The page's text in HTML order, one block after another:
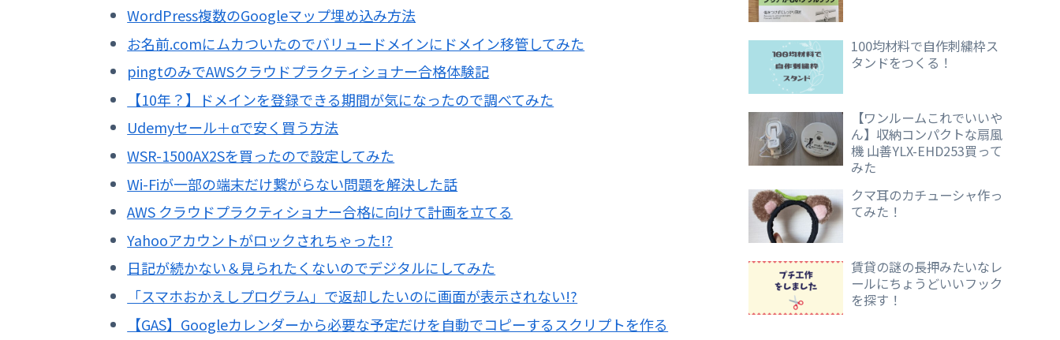
WordPress複数のGoogleマップ埋め込み方法
お名前.comにムカついたのでバリュードメインにドメイン移管してみた
pingtのみでAWSクラウドプラクティショナー合格体験記
【10年？】ドメインを登録できる期間が気になったので調べてみた
Udemyセール＋αで安く買う方法
WSR-1500AX2Sを買ったので設定してみた
Wi-Fiが一部の端末だけ繋がらない問題を解決した話
AWS クラウドプラクティショナー合格に向けて計画を立てる
Yahooアカウントがロックされちゃった!?
日記が続かない＆見られたくないのでデジタルにしてみた
「スマホおかえしプログラム」で返却したいのに画面が表示されない!?
【GAS】Googleカレンダーから必要な予定だけを自動でコピーするスクリプトを作る
100均材料で自作刺繍枠ス
タンドをつくる！
【ワンルームこれでいいや
ん】収納コンパクトな扇風
機 山善YLX-EHD253買って
みた
クマ耳のカチューシャ作っ
てみた！
賃貸の謎の長押みたいなレ
ールにちょうどいいフック
を探す！